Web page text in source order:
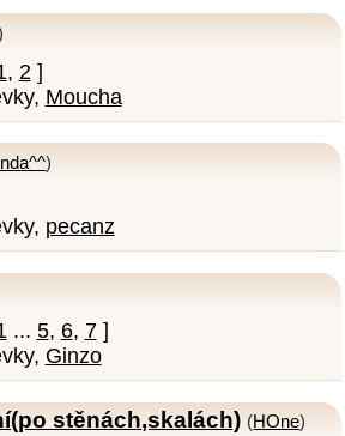
, 2]
Moucha
)
pecanz
... 5, 6, 7]
Ginzo
stěnách,skalách) (HOne)